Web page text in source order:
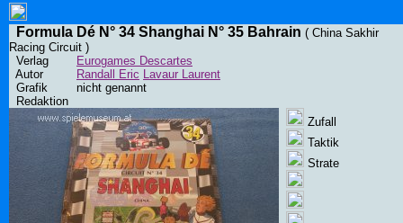
Formula Dé N° 34 Shanghai N° 35 Bahrain ( China Sakhir
Racing Circuit )
Verlag
Eurogames Descartes
Autor
Randall Eric Lavaur Laurent
Grafik
nicht genannt
Redaktion
Zufall
Taktik
Strate